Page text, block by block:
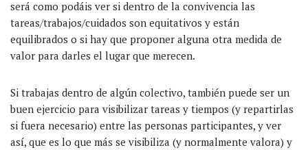
será como podáis ver si dentro de la convivencia las
tareas/trabajos/cuidados son equitativos y están
equilibrados o si hay que proponer alguna otra medida de
valor para darles el lugar que merecen.
Si trabajas dentro de algún colectivo, también puede ser un
buen ejercicio para visibilizar tareas y tiempos (y repartirlas
si fuera necesario) entre las personas participantes, y ver
así, que es lo que más se visibiliza (y normalmente valora) y